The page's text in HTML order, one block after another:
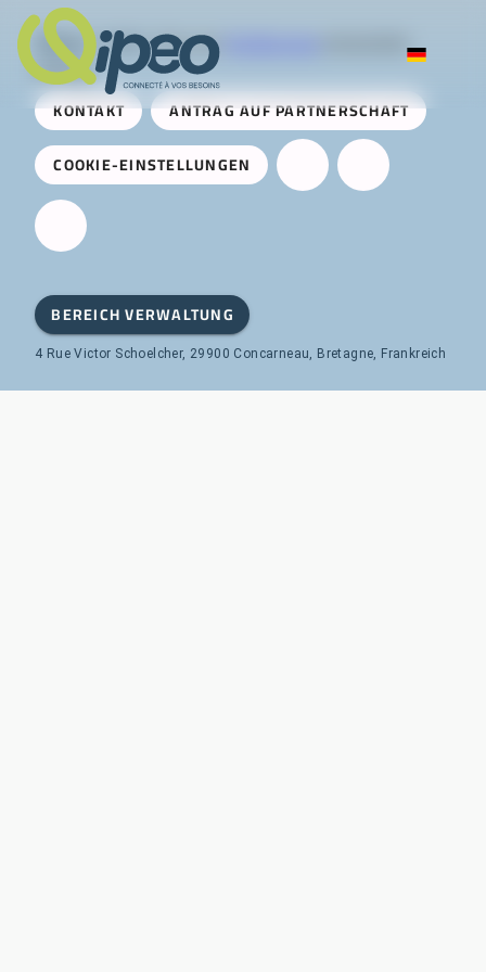
Qipeo © 2025 -Eine von
entwickelte
Lösung
KONTAKT
ANTRAG AUF PARTNERSCHAFT
COOKIE-EINSTELLUNGEN
BEREICH VERWALTUNG
4 Rue Victor Schoelcher, 29900 Concarneau, Bretagne, Frankreich